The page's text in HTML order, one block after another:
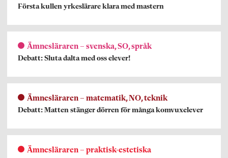
Första kullen yrkeslärare klara med mastern
Ämnesläraren – svenska, SO, språk
Debatt: Sluta dalta med oss elever!
Ämnesläraren – matematik, NO, teknik
Debatt: Matten stänger dörren för många komvuxelever
Ämnesläraren – praktisk-estetiska